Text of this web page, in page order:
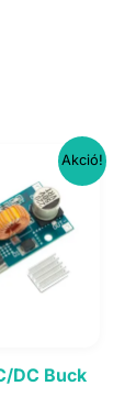
Akció!
DC Buck